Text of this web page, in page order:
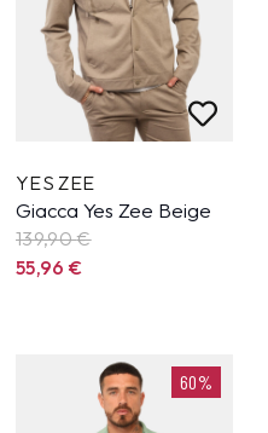
YES ZEE
Giacca Yes Zee Beige
139,90€
55,96€
60%